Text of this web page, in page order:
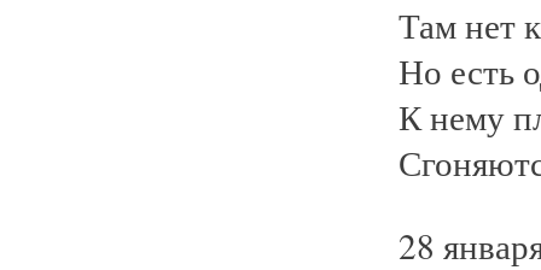
Там нет
Но есть
К нему
28